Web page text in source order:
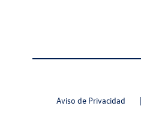
Meta
Aviso de Privacidad
Social